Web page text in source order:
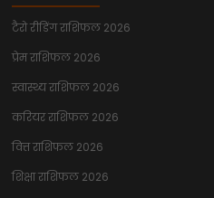
टैरो रीडिंग राशिफल 2026
प्रेम राशिफल 2026
स्वास्थ्य राशिफल 2026
करियर राशिफल 2026
वित्त राशिफल 2026
शिक्षा राशिफल 2026